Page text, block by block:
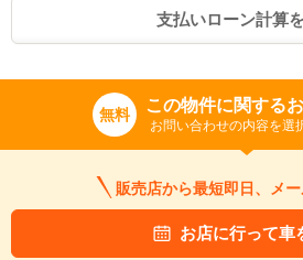
支払いローン計算
無料 この物件に関する
お問い合わせの内容を選
販売店から最短即日、メー
お店に行って車
入力途中の情報を保存
※保存された情報は90日で